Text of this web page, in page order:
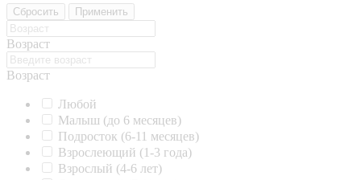
Сбросить Применить
Возраст
Возраст
Любой
Малыш (до 6 месяцев)
Подросток (6-11 месяцев)
Взрослеющий (1-3 года)
Взрослый (4-6 лет)